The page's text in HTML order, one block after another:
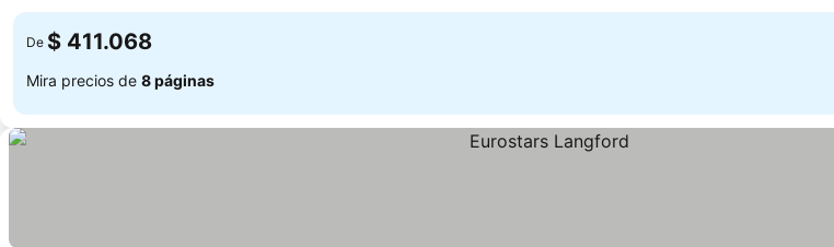
De $ 411.068
Mira precios de 8 páginas